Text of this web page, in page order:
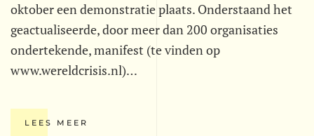
oktober een demonstratie plaats. Onderstaand het
geactualiseerde, door meer dan 200 organisaties
ondertekende, manifest (te vinden op
www.wereldcrisis.nl)…
LEES MEER